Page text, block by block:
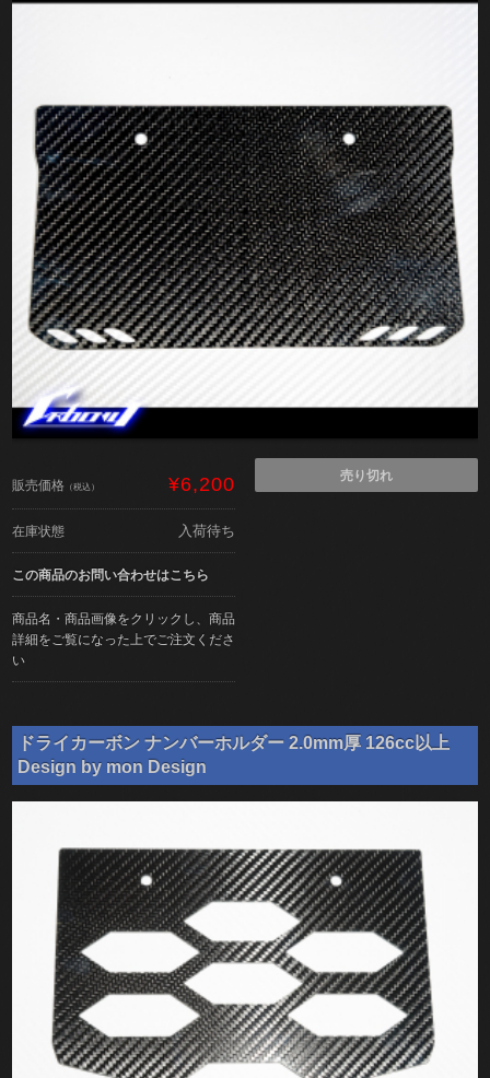
販売価格 （税込） ¥6,200
在庫状態 入荷待ち
この商品のお問い合わせはこちら
商品名・商品画像をクリックし、商品
詳細をご覧になった上でご注文くださ
い
売り切れ
ドライカーボン ナンバーホルダー 2.0mm厚 126cc以上
Design by mon Design